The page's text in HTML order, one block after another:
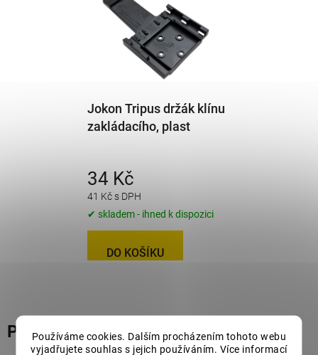
Používáme cookies. Dalším procházením tohoto webu
vyjadřujete souhlas s jejich používáním. Více informací
Jokon Tripus držák klínu
zakládacího, plast
41 Kč s DPH
34 Kč
✔ skladem - ihned k dispozici
DO KOŠÍKU
Podobné produkty